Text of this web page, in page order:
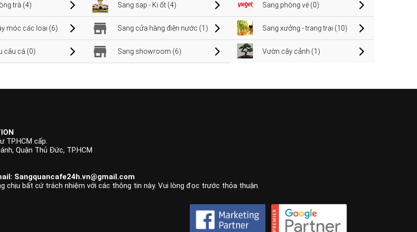
trà (4) Sang sạp - Ki ốt (4) Sang phòng vé (0)
móc các loại (6) Sang cửa hàng điện nước (1) Sang xưởng - trang trại (10)
câu cá (0) Sang showroom (6) Vườn cây cảnh (1)
TP.HCM cấp.
Quận Thủ Đức, TP.HCM
Sangquancafe24h.vn@gmail.com
chịu bất cứ trách nhiệm với các thông tin này. Vui lòng đọc trước thỏa thuận.